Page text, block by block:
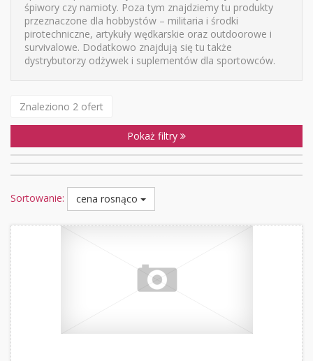
śpiwory czy namioty. Poza tym znajdziemy tu produkty
przeznaczone dla hobbystów – militaria i środki
pirotechniczne, artykuły wędkarskie oraz outdoorowe i
survivalowe. Dodatkowo znajdują się tu także
dystrybutorzy odżywek i suplementów dla sportowców.
Znaleziono 2 ofert
Pokaż filtry
Sortowanie: cena rosnąco